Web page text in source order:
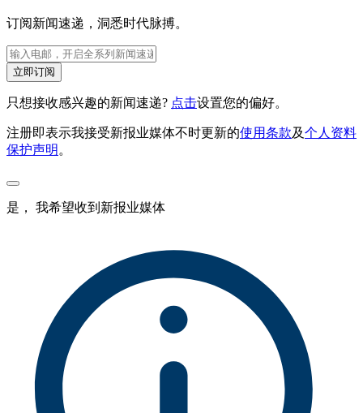
订阅新闻速递，洞悉时代脉搏。
立即订阅
只想接收感兴趣的新闻速递? 点击设置您的偏好。
注册即表示我接受新报业媒体不时更新的使用条款及个人资料
保护声明 。
是， 我希望收到新报业媒体